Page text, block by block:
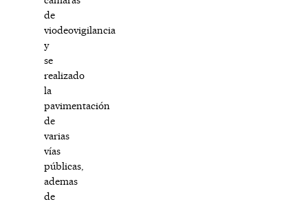
de
viodeovigilancia
y
se
realizado
la
pavimentación
de
varias
vías
públicas,
ademas
de